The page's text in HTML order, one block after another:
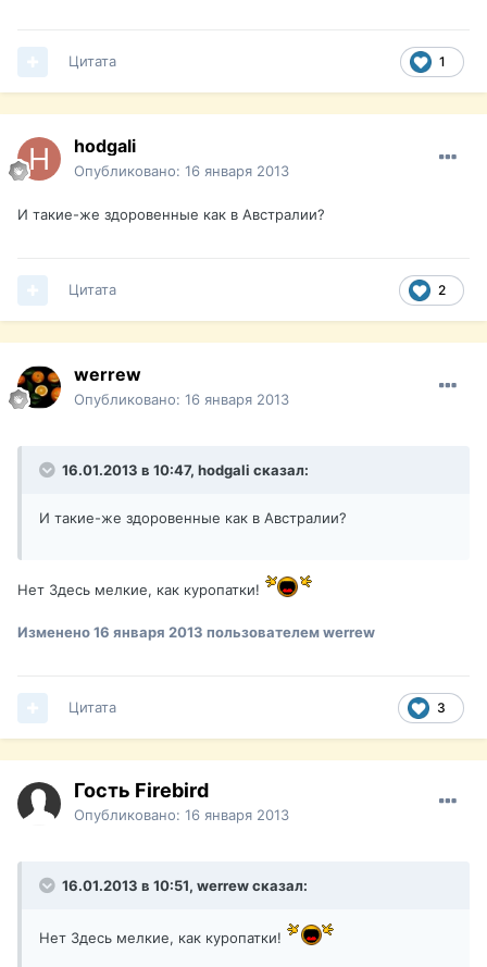
1
Цитата
hodgali
Опубликовано: 16 января 2013
И такие-же здоровенные как в Австралии?
2
Цитата
werrew
Опубликовано: 16 января 2013
16.01.2013 в 10:47, hodgali сказал:
И такие-же здоровенные как в Австралии?
Нет Здесь мелкие, как куропатки!
Изменено16 января 2013 пользователем werrew
3
Цитата
Гость Firebird
Опубликовано: 16 января 2013
16.01.2013 в 10:51, werrew сказал:
Нет Здесь мелкие, как куропатки!